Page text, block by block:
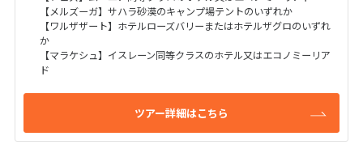
【メルズーガ】サハラ砂漠のキャンプ場テントのいずれか
【ワルザザート】ホテルローズバリーまたはホテルザグロのいずれ
か
【マラケシュ】イスレーン同等クラスのホテル又はエコノミーリア
ド
ツアー詳細はこちら